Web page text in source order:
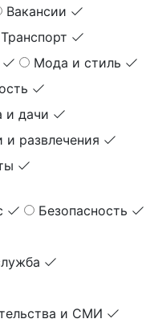
Вакансии
Транспорт
Мода и стиль
и дачи
и развлечения
Безопасность
и СМИ